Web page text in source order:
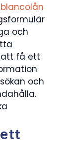
blancolån
och
att få ett
och